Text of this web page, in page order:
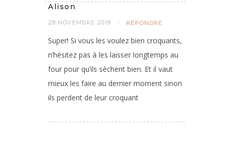
Alison
28 NOVEMBRE 2018 RÉPONDRE
Super! Si vous les voulez bien croquants,
n’hésitez pas à les laisser longtemps au
four pour qu’ils sèchent bien. Et il vaut
mieux les faire au dernier moment sinon
ils perdent de leur croquant